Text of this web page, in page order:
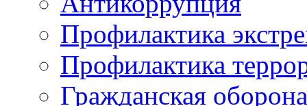
Профилактика
Профилактика
Гражданская оборона